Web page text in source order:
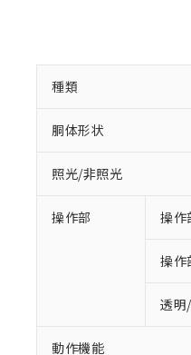
種類
胴体形状
照光/非照光
操作部 操作
操作
透明
動作機能